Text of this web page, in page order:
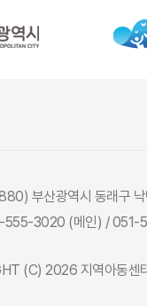
부산광역시 동래구
555-3020 (메인) / 051-
(C) 2026 지역아동센